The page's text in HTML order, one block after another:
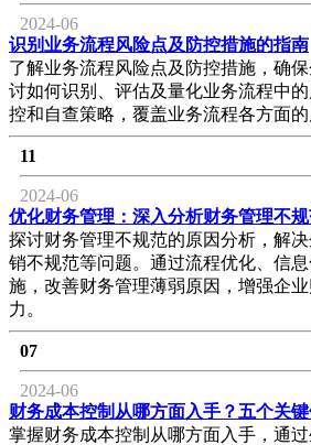
2024-06
识别业务流程风险点及防控措施的指南
了解业务流程风险点及防控措施，确
讨如何识别、评估及量化业务流程中
控和自查策略，覆盖业务流程各方面的
11
2024-06
优化财务管理：深入分析财务管理不
探讨财务管理不规范的原因分析，解
销不规范等问题。通过流程优化、信
施，改善财务管理薄弱原因，增强企
力。
07
2024-06
财务成本控制从哪方面入手？五个关
掌握财务成本控制从哪方面入手，通过